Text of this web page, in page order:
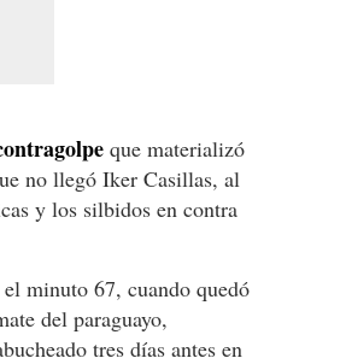
que materializó
no llegó Iker Casillas, al
y los silbidos en contra
minuto 67, cuando quedó
del paraguayo,
tres días antes en